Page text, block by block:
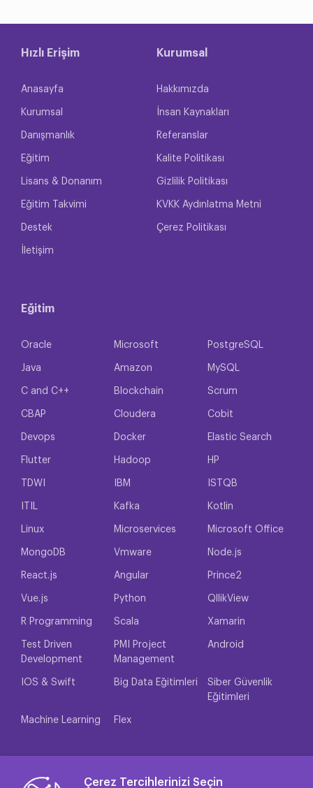
Hızlı Erişim
Anasayfa
Kurumsal
Danışmanlık
Eğitim
Lisans & Donanım
Eğitim Takvimi
Destek
İletişim
Kurumsal
Hakkımızda
İnsan Kaynakları
Referanslar
Kalite Politikası
Gizlilik Politikası
KVKK Aydınlatma Metni
Çerez Politikası
Eğitim
Oracle Microsoft PostgreSQL
Java Amazon MySQL
C and C++ Blockchain Scrum
CBAP Cloudera Cobit
Devops Docker Elastic Search
Flutter Hadoop HP
TDWI IBM ISTQB
ITIL Kafka Kotlin
Linux Microservices Microsoft Office
MongoDB Vmware Node.js
React.js Angular Prince2
Vue.js Python QllikView
R Programming Scala Xamarin
Test Driven
Development
PMI Project
Management
Android
IOS & Swift Big Data Eğitimleri
Siber Güvenlik
Eğitimleri
Machine Learning Flex
Çerez Tercihlerinizi Seçin